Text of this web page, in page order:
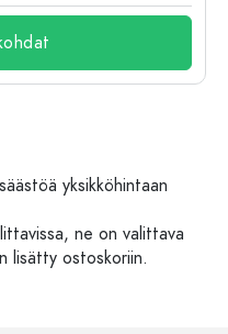
yksikköhintaan
ne on valittava
lisätty ostoskoriin.